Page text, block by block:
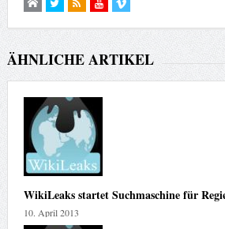
ÄHNLICHE ARTIKEL
WikiLeaks startet Suchmaschine für
10. April 2013